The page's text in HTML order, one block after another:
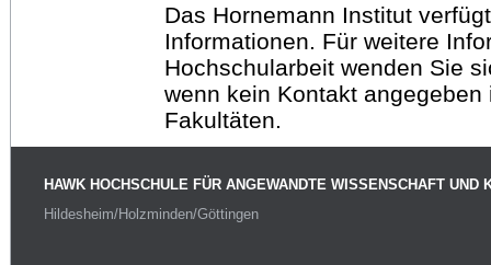
Das Hornemann Institut
Informationen. Für weitere
Hochschularbeit wenden Sie
wenn kein Kontakt
Fakultäten.
HAWK HOCHSCHULE FÜR ANGEWANDTE WISSENSCHAFT UND
Hildesheim/Holzminden/Göttingen